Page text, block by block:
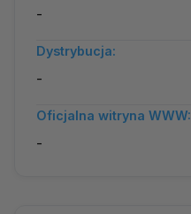
-
Dystrybucja:
-
Oficjalna witryna WWW:
-